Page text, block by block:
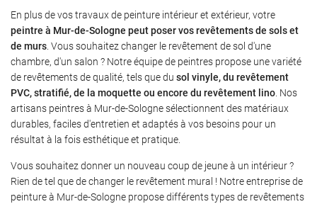
RÉALISATIONS
AVIS
CONTACT
Restez
INSCRIPTION
Rejoignez-
En plus de vos travaux de peinture intérieur et extérieur, votre
peintre à Mur-de-Sologne peut poser vos revêtements de sols et
de murs . Vous souhaitez changer le revêtement de sol d'une
chambre, d'un salon ? Notre équipe de peintres propose une variété
de revêtements de qualité, tels que du sol vinyle, du revêtement
PVC, stratifié, de la moquette ou encore du revêtement lino . Nos
artisans peintres à Mur-de-Sologne sélectionnent des matériaux
durables, faciles d'entretien et adaptés à vos besoins pour un
résultat à la fois esthétique et pratique.
Vous souhaitez donner un nouveau coup de jeune à un intérieur ?
Rien de tel que de changer le revêtement mural ! Notre entreprise de
peinture à Mur-de-Sologne propose différents types de revêtements